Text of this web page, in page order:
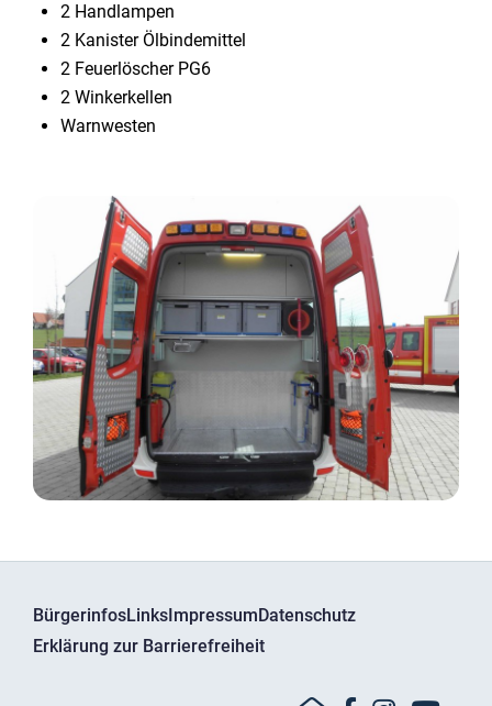
2 Handlampen
2 Kanister Ölbindemittel
2 Feuerlöscher PG6
2 Winkerkellen
Warnwesten
BürgerinfosLinksImpressumDatenschutz
Erklärung zur Barrierefreiheit